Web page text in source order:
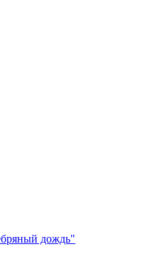
дождь"